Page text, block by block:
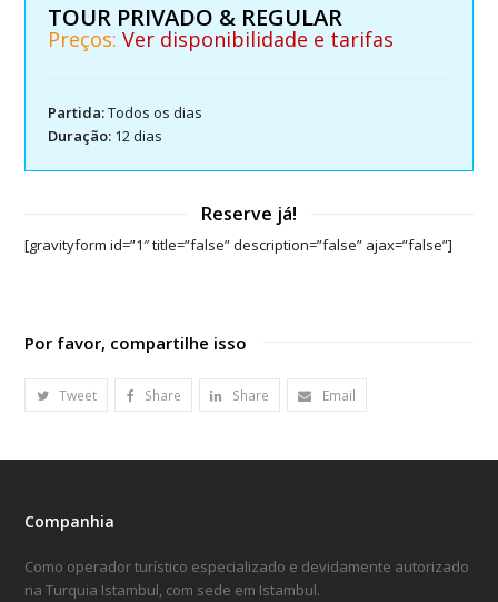
TOUR PRIVADO & REGULAR
Preços: Ver disponibilidade e tarifas
Partida:Todos os dias
Duração: 12 dias
Reserve já!
[gravityform id=”1″ title=”false” description=”false” ajax=”false”]
Por favor, compartilhe isso
Tweet Share Share Email
Companhia
Como operador turístico especializado e devidamente autorizado
na Turquia Istambul, com sede em Istambul.